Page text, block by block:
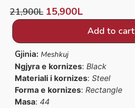
21,900L 15,900L
Add to cart
Gjinia: Meshkuj
Ngjyra e kornizes: Black
Materiali i kornizes: Steel
Forma e kornizes: Rectangle
Masa: 44